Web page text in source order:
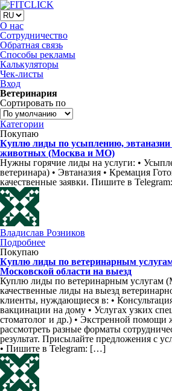
О нас
Сотрудничество
Обратная связь
Способы рекламы
Калькуляторы
Чек-листы
Вход
Ветеринария
Сортировать по
Категории
Покупаю
Куплю лиды по усыплению,
животных (Москва и МО)
Нужны горячие лиды на услуги: •
ветеринара) • Эвтаназия • Кремация
качественные заявки. Пишите в
Владислав Розников
Подробнее
Покупаю
Куплю лиды по ветеринарным
Московской области на выезд
Куплю лиды по ветеринарным
качественные лиды на выезд
клиенты, нуждающиеся в: •
вакцинации на дому • Услугах узких
стоматолог и др.) • Экстренной
рассмотреть разные форматы
результат. Присылайте предложения с
• Пишите в Telegram: […]